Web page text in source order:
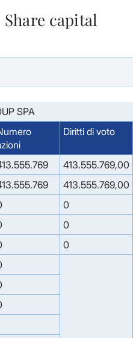
capital
SPA
Diritti di voto
413.555.769,00
413.555.769,00
0
0
0